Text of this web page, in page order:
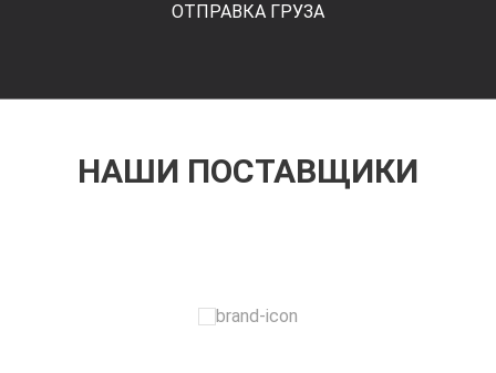
ОТПРАВКА ГРУЗА
НАШИ ПОСТАВЩИКИ